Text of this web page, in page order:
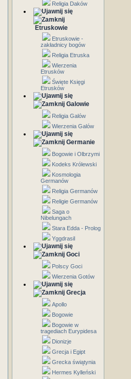
Religia Daków
Etruskowie
Etruskowie -
zakładnicy bogów
Religia Etruska
Wierzenia
Etrusków
Święte Księgi
Etrusków
Galowie
Religia Galów
Wierzenia Galów
Germanie
Bogowie i Olbrzymi
Kodeks Królewski
Kosmologia
Germanów
Religia Germanów
Religie Germanów
Saga o
Nibelungach
Stara Edda - Prolog
Yggdrasil
Goci
Polscy Goci
Wierzenia Gotów
Grecja
Apollo
Bogowie
Bogowie w
tragediach Eurypidesa
Dionizje
Grecja i Egipt
Grecka świątynia
Hermes Kylleński